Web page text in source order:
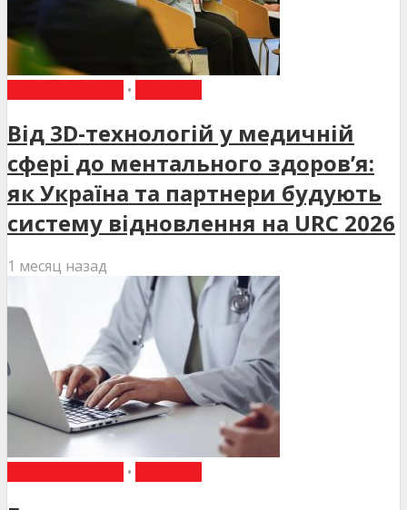
•
Від 3D-технологій у медичній
сфері до ментального здоров’я:
як Україна та партнери будують
систему відновлення на URC 2026
1 месяц назад
•